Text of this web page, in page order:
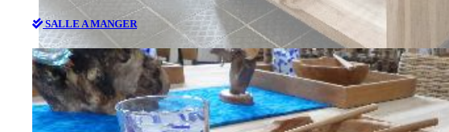
SALLE A MANGER
Etagères
Modulos
SALLE A MANGER